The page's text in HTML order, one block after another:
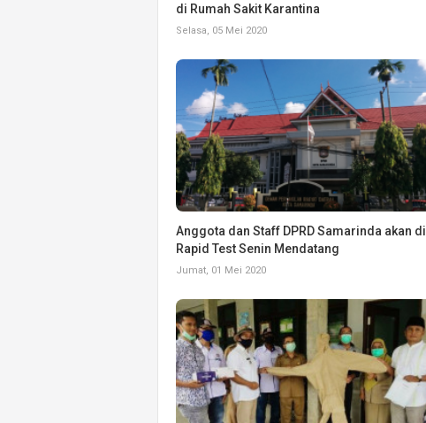
di Rumah Sakit Karantina
Selasa, 05 Mei 2020
Anggota dan Staff DPRD Samarinda akan di
Rapid Test Senin Mendatang
Jumat, 01 Mei 2020